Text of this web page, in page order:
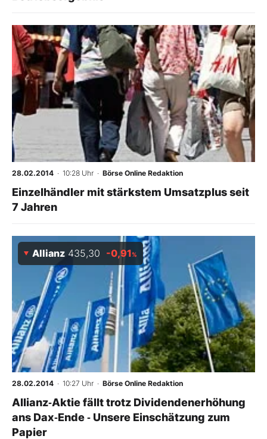
28.02.2014 · 10:28 Uhr · Börse Online Redaktion
Einzelhändler mit stärkstem Umsatzplus seit
7 Jahren
Allianz 435,30 -0,91%
28.02.2014 · 10:27 Uhr · Börse Online Redaktion
Allianz‑Aktie fällt trotz Dividendenerhöhung
ans Dax‑Ende ‑ Unsere Einschätzung zum
Papier